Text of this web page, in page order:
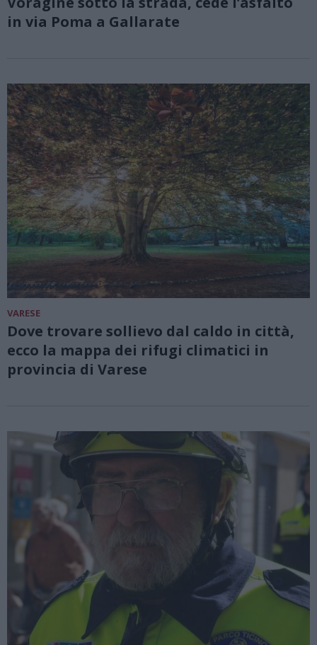
in via Poma a Gallarate
VARESE
Dove trovare sollievo dal caldo in città,
ecco la mappa dei rifugi climatici in
provincia di Varese